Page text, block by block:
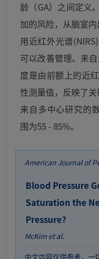
龄（GA）之间定义
加的风险，从脑室
用近红外光谱
可以改善管理。来
度是由前额上的近
性测量值，反映了
来自多中心研究的
围为55 - 85%。
American Journal of
Blood Pressure
Saturation the
Pressure?
McKim et al.
中文内容仅供参考，一